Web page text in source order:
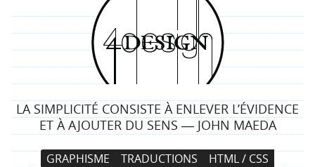
4
d
e
s
i
LA SIMPLICITÉ CONSISTE À ENLEVER L’ÉVIDENCE
ET À AJOUTER DU SENS ― JOHN MAEDA
GRAPHISME TRADUCTIONS
HTML / CSS